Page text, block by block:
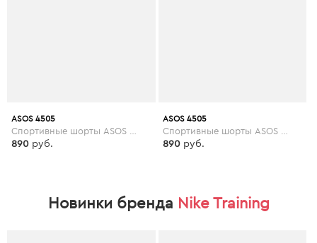
ASOS 4505
890 руб.
ASOS 4505
890 руб.
Новинки бренда Nike Training